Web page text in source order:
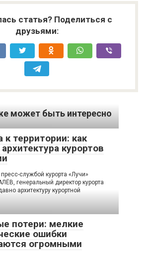
статья? Поделиться с
друзьями:
может быть интересно
к территории: как
курортов
службой курорта «Лучи»
генеральный директор курорта
архитектуру курортной
потери: мелкие
ошибки
огромными